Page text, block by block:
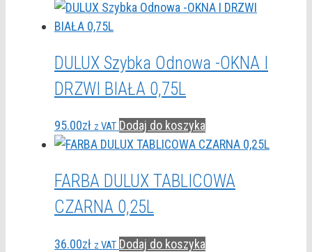
DULUX Szybka Odnowa -OKNA I
DRZWI BIAŁA 0,75L
95.00zł z VAT Dodaj do koszyka
FARBA DULUX TABLICOWA
CZARNA 0,25L
36.00zł z VAT Dodaj do koszyka